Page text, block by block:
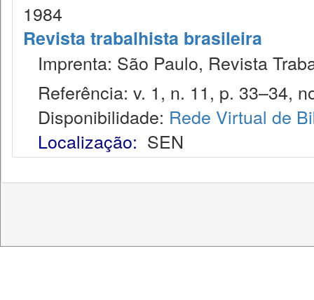
1984
Revista trabalhista brasileira
Imprenta: São Paulo, Revista
Referência: v. 1, n. 11, p. 33–34,
Disponibilidade: Rede Virtual de
Localização: SEN